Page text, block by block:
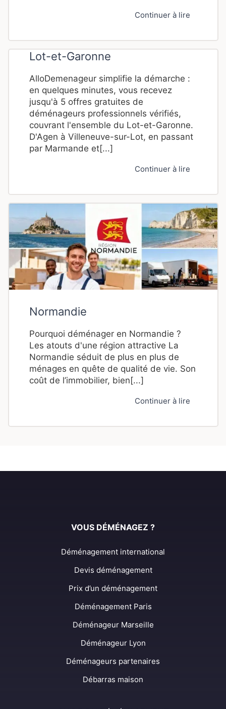
Continuer à lire
Lot-et-Garonne
AlloDemenageur simplifie la démarche :
en quelques minutes, vous recevez
jusqu'à 5 offres gratuites de
déménageurs professionnels vérifiés,
couvrant l'ensemble du Lot-et-Garonne.
D'Agen à Villeneuve-sur-Lot, en passant
par Marmande et[...]
Continuer à lire
Normandie
Pourquoi déménager en Normandie ?
Les atouts d'une région attractive La
Normandie séduit de plus en plus de
ménages en quête de qualité de vie. Son
coût de l’immobilier, bien[...]
Continuer à lire
VOUS DÉMÉNAGEZ ?
Déménagement international
Devis déménagement
Prix d’un déménagement
Déménagement Paris
Déménageur Marseille
Déménageur Lyon
Déménageurs partenaires
Débarras maison